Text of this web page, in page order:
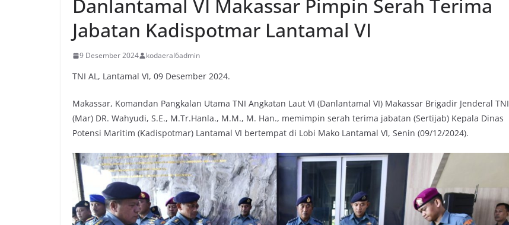
Danlantamal VI Makassar Pimpin Serah Terima
Jabatan Kadispotmar Lantamal VI
9 Desember 2024 kodaeral6admin
TNI AL, Lantamal VI, 09 Desember 2024.
Makassar, Komandan Pangkalan Utama TNI Angkatan Laut VI (Danlantamal VI) Makassar Brigadir Jenderal TNI
(Mar) DR. Wahyudi, S.E., M.Tr.Hanla., M.M., M. Han., memimpin serah terima jabatan (Sertijab) Kepala Dinas
Potensi Maritim (Kadispotmar) Lantamal VI bertempat di Lobi Mako Lantamal VI, Senin (09/12/2024).